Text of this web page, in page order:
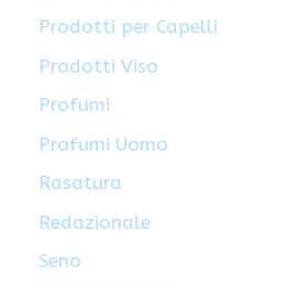
Prodotti per Capelli
Prodotti Viso
Profumi
Profumi Uomo
Rasatura
Redazionale
Seno